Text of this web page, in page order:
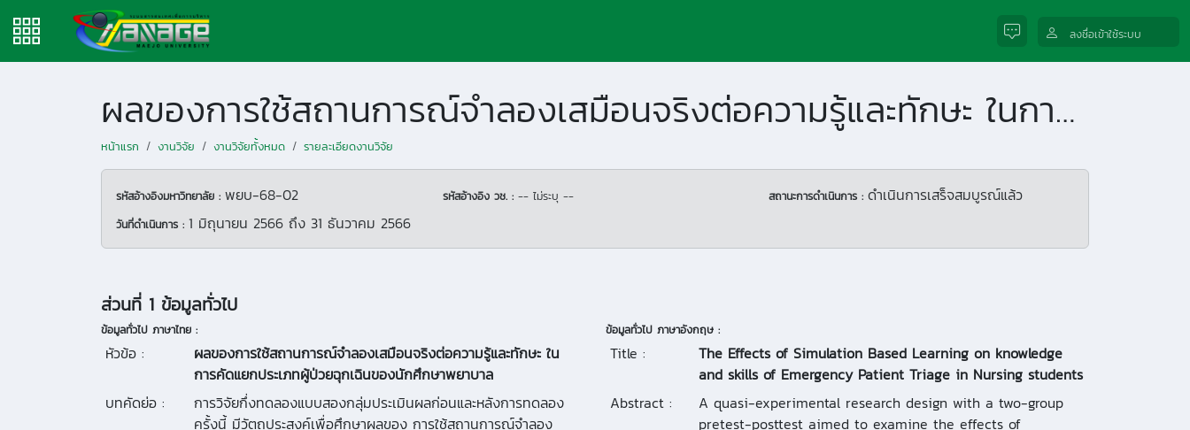
ลงชื่อเข้าใช้ระบบ
ผลของการใช้สถานการณ์จำลองเสมือนจริงต่อความรู้และทักษะ ในการคัดแยกประเภทผู้ป่วยฉุกเฉินของนักศึกษาพยาบาล
หน้าแรก งานวิจัย งานวิจัยทั้งหมด รายละเอียดงานวิจัย
รหัสอ้างอิงมหาวิทยาลัย : พยบ-68-02 รหัสอ้างอิง วช. : -- ไม่ระบุ -- สถานะการดำเนินการ :ดำเนินการเสร็จสมบูรณ์แล้ว
วันที่ดำเนินการ : 1 มิถุนายน 2566 ถึง 31 ธันวาคม 2566
ส่วนที่ 1 ข้อมูลทั่วไป
ข้อมูลทั่วไป ภาษาไทย :
หัวข้อ :
ผลของการใช้สถานการณ์จำลองเสมือนจริงต่อความรู้และทักษะ ใน
การคัดแยกประเภทผู้ป่วยฉุกเฉินของนักศึกษาพยาบาล
บทคัดย่อ :
การวิจัยกึ่งทดลองแบบสองกลุ่มประเมินผลก่อนและหลังการทดลอง
ครั้งนี้ มีวัตถุประสงค์เพื่อศึกษาผลของ การใช้สถานการณ์จำลอง
ข้อมูลทั่วไป ภาษาอังกฤษ :
Title :
The Effects of Simulation Based Learning on knowledge
and skills of Emergency Patient Triage in Nursing students
Abstract :
A quasi-experimental research design with a two-group
pretest-posttest aimed to examine the effects of